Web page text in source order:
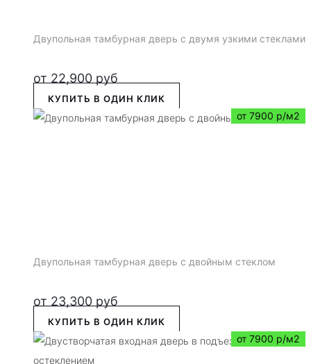
Двупольная тамбурная дверь с двумя узкими стеклами
от 22,900 руб
КУПИТЬ В ОДИН КЛИК
от 7900 р/м2
Двупольная тамбурная дверь с двойным стеклом
от 23,300 руб
КУПИТЬ В ОДИН КЛИК
от 7900 р/м2